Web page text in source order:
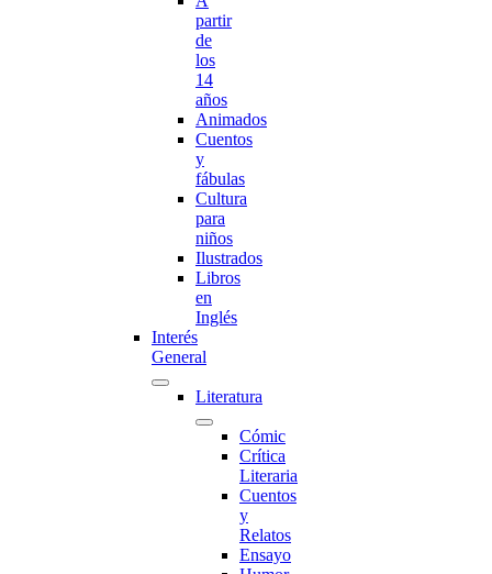
partir
de
los
14
años
Animados
Cuentos
y
fábulas
Cultura
para
niños
Ilustrados
Libros
en
Inglés
Interés
General
Literatura
Cómic
Crítica
Literaria
Cuentos
y
Relatos
Ensayo